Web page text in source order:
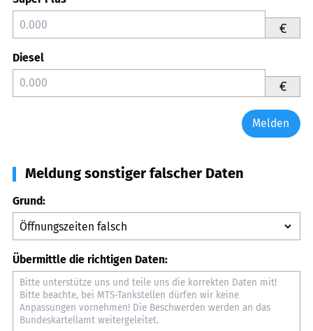
€
Diesel
€
Melden
Meldung sonstiger falscher Daten
Grund:
Übermittle die richtigen Daten: